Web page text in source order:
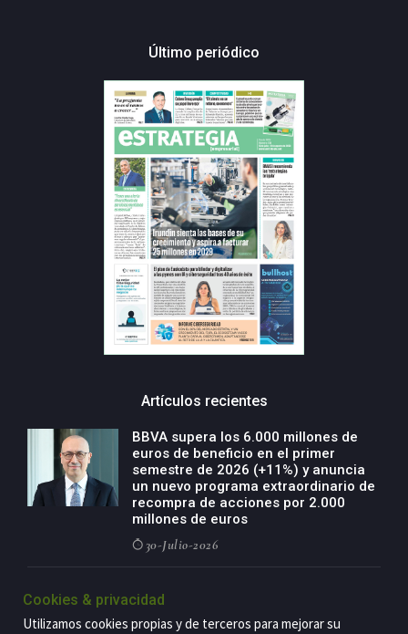
Último periódico
Artículos recientes
BBVA supera los 6.000 millones de
euros de beneficio en el primer
semestre de 2026 (+11%) y anuncia
un nuevo programa extraordinario de
recompra de acciones por 2.000
millones de euros
30-Julio-2026
negocio agro con un modelo global
de especialización presente en siete
Cookies & privacidad
Utilizamos cookies propias y de terceros para mejorar su